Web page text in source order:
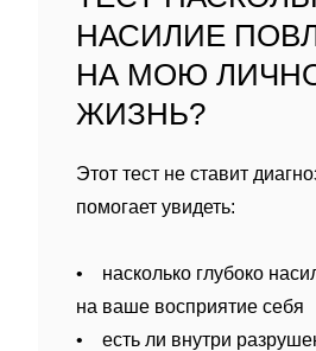
НАСИЛИЕ
НА МОЮ
ЖИЗНЬ?
Этот тест не ставит
помогает увидеть:
• насколько глубоко
на ваше восприятие себя
• есть ли внутри